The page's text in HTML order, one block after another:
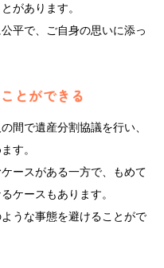
があります。
平で、ご自身の思いに添っ
間で遺産分割協議を行い、
す。
ースがある一方で、もめて
ケースもあります。
うな事態を避けることがで